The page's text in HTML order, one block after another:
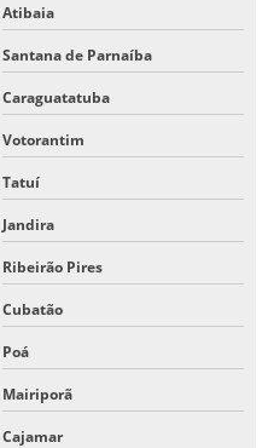
Atibaia
Santana de Parnaíba
Caraguatatuba
Votorantim
Tatuí
Jandira
Ribeirão Pires
Cubatão
Poá
Mairiporã
Cajamar